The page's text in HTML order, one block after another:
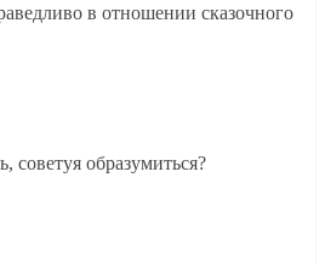
в отношении сказочного
советуя образумиться?